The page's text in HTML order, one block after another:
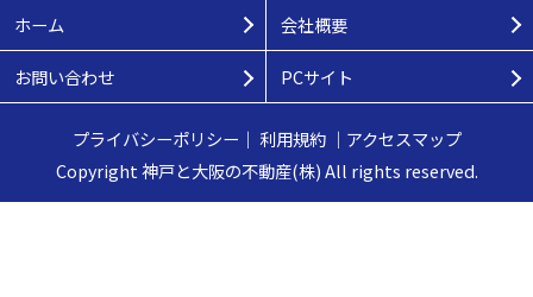
ホーム 会社概要
お問い合わせ PCサイト
プライバシーポリシー ｜ 利用規約｜ アクセスマップ
Copyright 神戸と大阪の不動産(株) All rights reserved.